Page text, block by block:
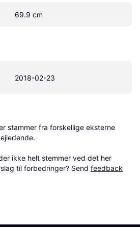
69.9 cm
2018-02-23
stammer fra forskellige eksterne
ikke helt stemmer ved det her
til forbedringer? Send feedback